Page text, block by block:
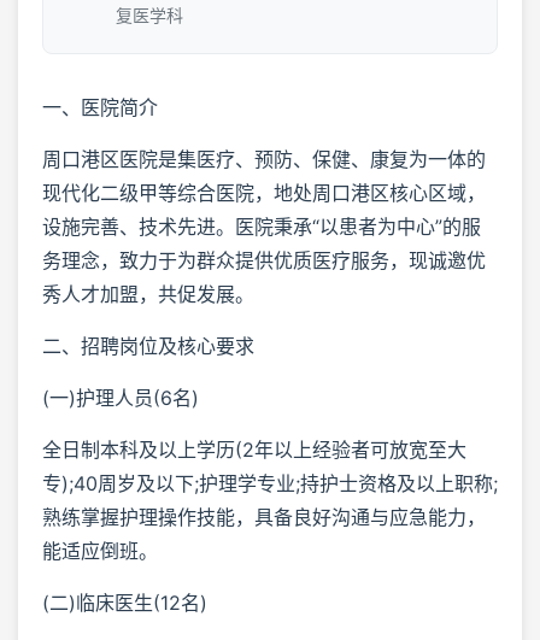
复医学科
一、医院简介
周口港区医院是集医疗、预防、保健、康复为一体的
现代化二级甲等综合医院，地处周口港区核心区域，
设施完善、技术先进。医院秉承“以患者为中心”的服
务理念，致力于为群众提供优质医疗服务，现诚邀优
秀人才加盟，共促发展。
二、招聘岗位及核心要求
(一)护理人员(6名)
全日制本科及以上学历(2年以上经验者可放宽至大
专);40周岁及以下;护理学专业;持护士资格及以上职称;
熟练掌握护理操作技能，具备良好沟通与应急能力，
能适应倒班。
(二)临床医生(12名)